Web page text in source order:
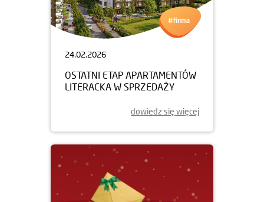
24.02.2026
OSTATNI ETAP APARTAMENTÓW
LITERACKA W SPRZEDAŻY
dowiedz się więcej